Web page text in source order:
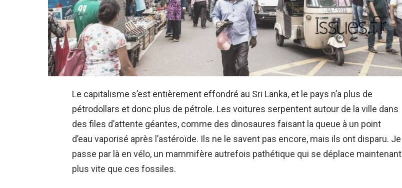
Le capitalisme s’est entièrement effondré au Sri Lanka, et le pays n’a plus de
pétrodollars et donc plus de pétrole. Les voitures serpentent autour de la ville dans
des files d’attente géantes, comme des dinosaures faisant la queue à un point
d’eau vaporisé après l’astéroïde. Ils ne le savent pas encore, mais ils ont disparu. Je
passe par là en vélo, un mammifère autrefois pathétique qui se déplace maintenant
plus vite que ces fossiles.